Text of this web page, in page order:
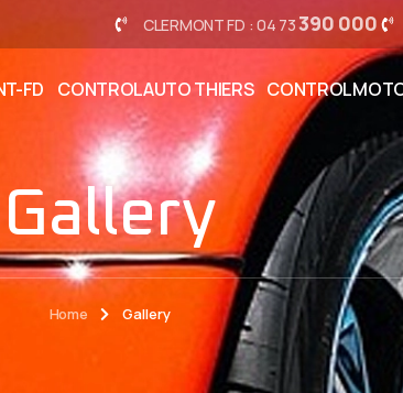
CLERMONT FD : 04 73390 000
FD CONTROLAUTO THIERS
Gallery
Home Gallery